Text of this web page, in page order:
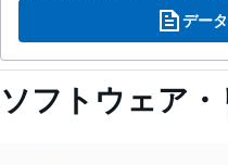
デー
ソフトウェア・